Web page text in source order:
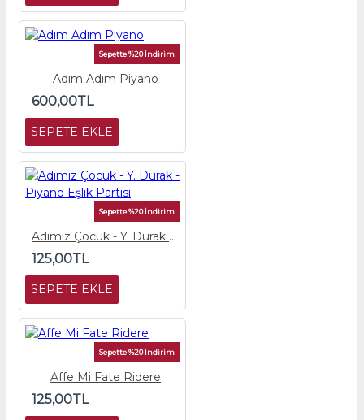
Sepette %20 İndirim
Adım Adım Piyano
600,00TL
SEPETE EKLE
Sepette %20 İndirim
Adımız Çocuk - Y. Durak - Piyano Eşlik Partisi
125,00TL
SEPETE EKLE
Sepette %20 İndirim
Affe Mi Fate Ridere
125,00TL